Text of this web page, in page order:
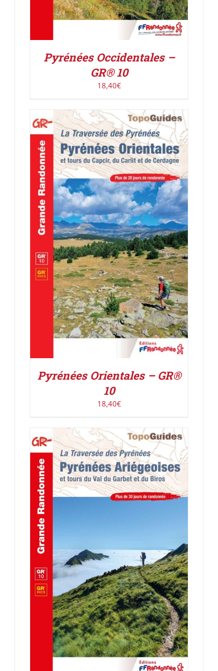
Pyrénées Occidentales –
GR® 10
18,40€
AJOUTER AU PANIER / DÉTAILS
Pyrénées Orientales – GR®
10
18,40€
AJOUTER AU PANIER DÉTAILS